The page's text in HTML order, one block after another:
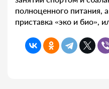
полноценного питания,
приставка «эко и био»,